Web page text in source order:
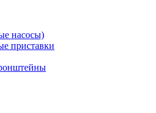
насосы)
приставки